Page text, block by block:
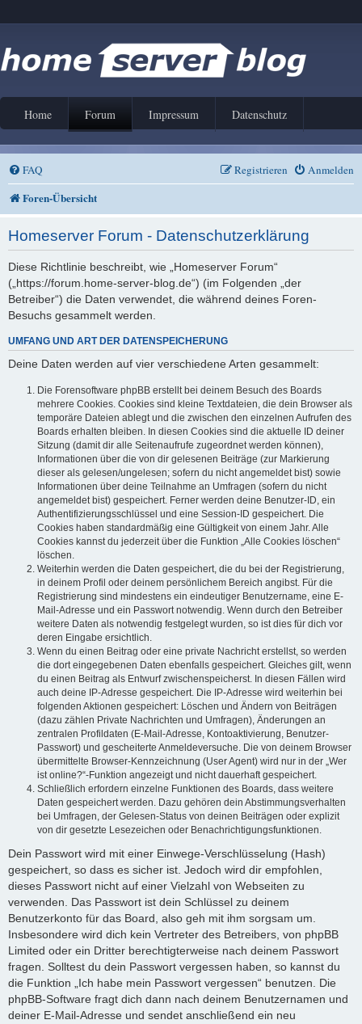
Home Forum Impressum Datenschutz
FAQ Anmelden
Registrieren
Foren-Übersicht
Homeserver Forum - Datenschutzerklärung
Diese Richtlinie beschreibt, wie „Homeserver Forum“
(„https://forum.home-server-blog.de“) (im Folgenden „der
Betreiber“) die Daten verwendet, die während deines Foren-
Besuchs gesammelt werden.
UMFANG UND ART DER DATENSPEICHERUNG
Deine Daten werden auf vier verschiedene Arten gesammelt:
Die Forensoftware phpBB erstellt bei deinem Besuch des Boards
mehrere Cookies. Cookies sind kleine Textdateien, die dein Browser als
temporäre Dateien ablegt und die zwischen den einzelnen Aufrufen des
Boards erhalten bleiben. In diesen Cookies sind die aktuelle ID deiner
Sitzung (damit dir alle Seitenaufrufe zugeordnet werden können),
Informationen über die von dir gelesenen Beiträge (zur Markierung
dieser als gelesen/ungelesen; sofern du nicht angemeldet bist) sowie
Informationen über deine Teilnahme an Umfragen (sofern du nicht
angemeldet bist) gespeichert. Ferner werden deine Benutzer-ID, ein
Authentifizierungsschlüssel und eine Session-ID gespeichert. Die
Cookies haben standardmäßig eine Gültigkeit von einem Jahr. Alle
Cookies kannst du jederzeit über die Funktion „Alle Cookies löschen“
löschen.
Weiterhin werden die Daten gespeichert, die du bei der Registrierung,
in deinem Profil oder deinem persönlichem Bereich angibst. Für die
Registrierung sind mindestens ein eindeutiger Benutzername, eine E-
Mail-Adresse und ein Passwort notwendig. Wenn durch den Betreiber
weitere Daten als notwendig festgelegt wurden, so ist dies für dich vor
deren Eingabe ersichtlich.
Wenn du einen Beitrag oder eine private Nachricht erstellst, so werden
die dort eingegebenen Daten ebenfalls gespeichert. Gleiches gilt, wenn
du einen Beitrag als Entwurf zwischenspeicherst. In diesen Fällen wird
auch deine IP-Adresse gespeichert. Die IP-Adresse wird weiterhin bei
folgenden Aktionen gespeichert: Löschen und Ändern von Beiträgen
(dazu zählen Private Nachrichten und Umfragen), Änderungen an
zentralen Profildaten (E-Mail-Adresse, Kontoaktivierung, Benutzer-
Passwort) und gescheiterte Anmeldeversuche. Die von deinem Browser
übermittelte Browser-Kennzeichnung (User Agent) wird nur in der „Wer
ist online?“-Funktion angezeigt und nicht dauerhaft gespeichert.
Schließlich erfordern einzelne Funktionen des Boards, dass weitere
Daten gespeichert werden. Dazu gehören dein Abstimmungsverhalten
bei Umfragen, der Gelesen-Status von deinen Beiträgen oder explizit
von dir gesetzte Lesezeichen oder Benachrichtigungsfunktionen.
Dein Passwort wird mit einer Einwege-Verschlüsselung (Hash)
gespeichert, so dass es sicher ist. Jedoch wird dir empfohlen,
dieses Passwort nicht auf einer Vielzahl von Webseiten zu
verwenden. Das Passwort ist dein Schlüssel zu deinem
Benutzerkonto für das Board, also geh mit ihm sorgsam um.
Insbesondere wird dich kein Vertreter des Betreibers, von phpBB
Limited oder ein Dritter berechtigterweise nach deinem Passwort
fragen. Solltest du dein Passwort vergessen haben, so kannst du
die Funktion „Ich habe mein Passwort vergessen“ benutzen. Die
phpBB-Software fragt dich dann nach deinem Benutzernamen und
deiner E-Mail-Adresse und sendet anschließend ein neu